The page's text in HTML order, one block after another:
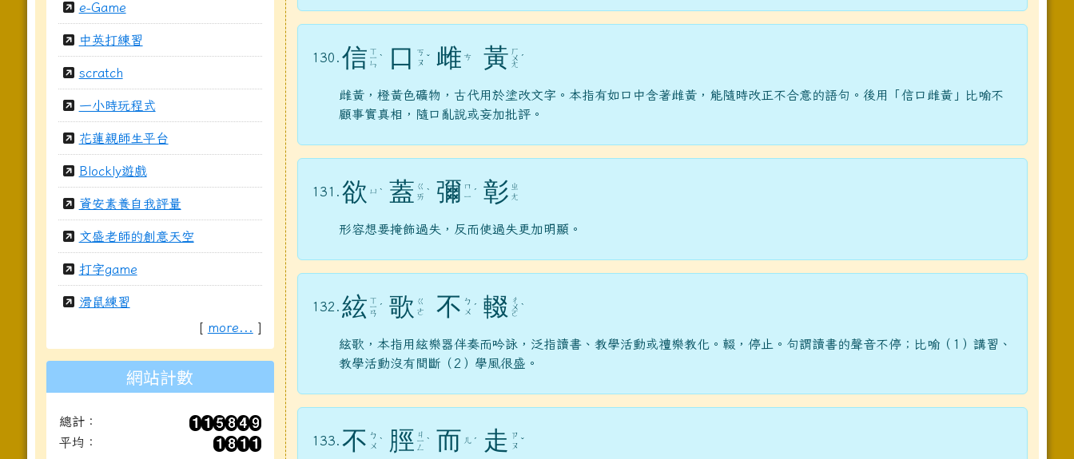
e-Game
中英打練習
scratch
一小時玩程式
花蓮親師生平台
Blockly遊戲
資安素養自我評量
文盛老師的創意天空
打字game
滑鼠練習
[ more... ]
網站計數
總計：
平均：
130. 信 ㄒ
ㄧ
ㄣ
ˋ 口
ㄎ
ㄡ ˇ 雌 ㄘ 黃 ㄏ
ㄨ
ㄤ
ˊ
雌黃，橙黃色礦物，古代用於塗改文字。本指有如口中含著雌黃，能隨時改正不合意的語句。後用「信口雌黃」比喻不
顧事實真相，隨口亂說或妄加批評。
131. 欲 ㄩ ˋ 蓋 ㄍ
ㄞ ˋ 彌 ㄇ
ㄧ ˊ 彰 ㄓ
ㄤ
形容想要掩飾過失，反而使過失更加明顯。
132. 絃 ㄒ
ㄧ
ㄢ
ˊ 歌 ㄍ
ㄜ
不 ㄅ
ㄨ ˊ 輟 ㄔ
ㄨ
ㄛ
ˋ
絃歌，本指用絃樂器伴奏而吟詠，泛指讀書、教學活動或禮樂教化。輟，停止。句謂讀書的聲音不停；比喻（1）講習、
教學活動沒有間斷（2）學風很盛。
133. 不 ㄅ
ㄨ ˋ 脛 ㄐ
ㄧ
ㄥ
ˋ 而 ㄦ ˊ 走 ㄗ
ㄡ ˇ